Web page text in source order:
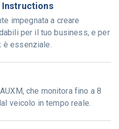
Instructions
impegnata a creare
per il tuo business, e per
è essenziale.
che monitora fino a 8
veicolo in tempo reale.